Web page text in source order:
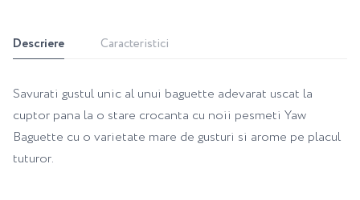
Descriere Caracteristici
Savurati gustul unic al unui baguette adevarat uscat la
cuptor pana la o stare crocanta cu noii pesmeti Yaw
Baguette cu o varietate mare de gusturi si arome pe placul
tuturor.